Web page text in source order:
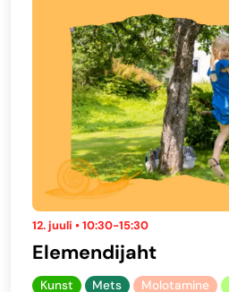
12. juuli • 10:30-15:30
Elemendijaht
Kunst Mets Molotamine